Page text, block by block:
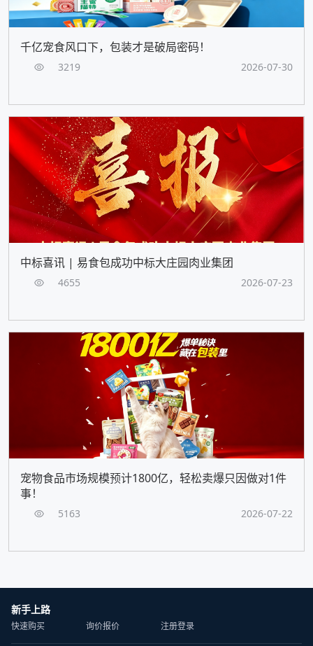
千亿宠食风口下，包装才是破局密码！
3219 2026-07-30
中标喜讯 | 易食包成功中标大庄园肉业集团
4655 2026-07-23
宠物食品市场规模预计1800亿，轻松卖爆只因做对1件
事！
5163 2026-07-22
新手上路
快速购买 询价报价 注册登录